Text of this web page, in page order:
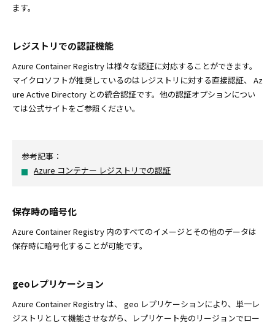
ます。
レジストリでの認証機能
Azure Container Registry は様々な認証に対応することができます。
マイクロソフトが推奨しているのはレジストリに対する直接認証、 Az
ure Active Directory との統合認証です。他の認証オプションについ
ては公式サイトをご参照ください。
参考記事：
Azure コンテナー レジストリでの認証
保存時の暗号化
Azure Container Registry 内のすべてのイメージとその他のデータは
保存時に暗号化することが可能です。
geoレプリケーション
Azure Container Registry は、 geo レプリケーションにより、単一レ
ジストリとして機能させながら、レプリケート先のリージョンでロー